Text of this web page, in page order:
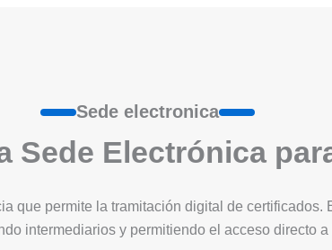
Sede electronica
Sede Electrónica
que permite la tramitación digital de
intermediarios y permitiendo el acceso directo